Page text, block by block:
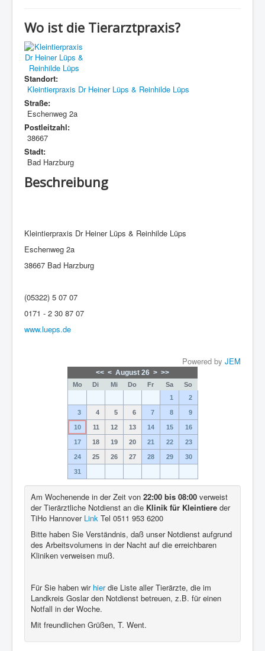
Wo ist die Tierarztpraxis?
Standort:
Kleintierpraxis Dr Heiner Lüps & Reinhilde Lüps
Straße:
Eschenweg 2a
Postleitzahl:
38667
Stadt:
Bad Harzburg
Beschreibung
Kleintierpraxis Dr Heiner Lüps & Reinhilde Lüps
Eschenweg 2a
38667 Bad Harzburg
(05322) 5 07 07
0171 - 2 30 87 07
www.lueps.de
Powered by JEM
<< < August 26 > >>
Mo Di Mi Do Fr Sa
So
1
2
3 4 5 6 7 8 9
10 11 12 13 14 15 16
17 18 19 20 21 22 23
24 25 26 27 28 29 30
31
Am Wochenende in der Zeit von 22:00 bis 08:00 verweist
der Tierärztliche Notdienst an die Klinik für Kleintiere der
TiHo Hannover Link Tel 0511 953 6200
Bitte haben Sie Verständnis, daß unser Notdienst aufgrund
des Arbeitsvolumens in der Nacht auf die erreichbaren
Kliniken verweisen muß.
Für Sie haben wir hierdie Liste aller Tierärzte, die im
Landkreis Goslar den Notdienst betreuen, z.B. für einen
Notfall in der Woche.
Mit freundlichen Grüßen, T. Went.